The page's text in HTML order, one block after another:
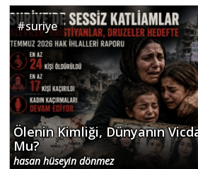
#suriye
Ölenin Kimliği, Dünyanın
Mu?
hasan hüseyin dönmez